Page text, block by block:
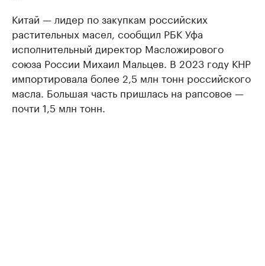
Китай — лидер по закупкам российских
растительных масел, сообщил РБК Уфа
исполнительный директор Масложирового
союза России Михаил Мальцев. В 2023 году КНР
импортировала более 2,5 млн тонн российского
масла. Большая часть пришлась на рапсовое —
почти 1,5 млн тонн.